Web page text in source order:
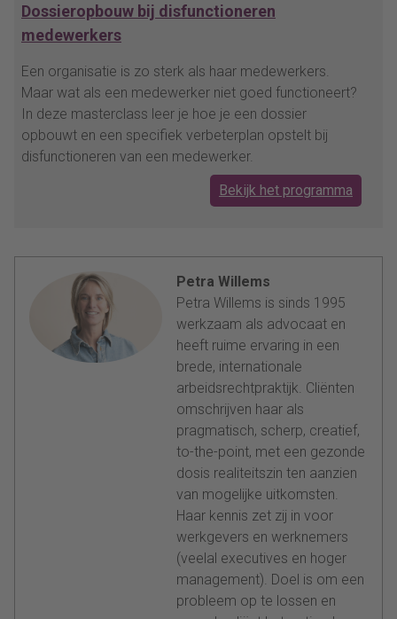
Dossieropbouw bij disfunctioneren
medewerkers
Een organisatie is zo sterk als haar medewerkers.
Maar wat als een medewerker niet goed functioneert?
In deze masterclass leer je hoe je een dossier
opbouwt en een specifiek verbeterplan opstelt bij
disfunctioneren van een medewerker.
Bekijk het programma
Petra Willems
Petra Willems is sinds 1995
werkzaam als advocaat en
heeft ruime ervaring in een
brede, internationale
arbeidsrechtpraktijk. Cliënten
omschrijven haar als
pragmatisch, scherp, creatief,
to-the-point, met een gezonde
dosis realiteitszin ten aanzien
van mogelijke uitkomsten.
Haar kennis zet zij in voor
werkgevers en werknemers
(veelal executives en hoger
management). Doel is om een
probleem op te lossen en